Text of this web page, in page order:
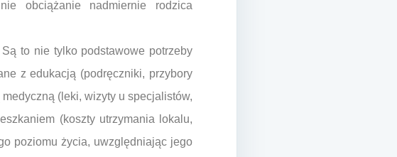
obciążanie nadmiernie rodzica
to nie tylko podstawowe potrzeby
z edukacją (podręczniki, przybory
(leki, wizyty u specjalistów,
(koszty utrzymania lokalu,
poziomu życia, uwzględniając jego